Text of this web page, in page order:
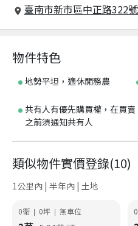
臺南市新市區中正路322號
物件特色
地勢平坦，適休閒務農
共有人有優先購買權，在買賣
之前須通知共有人
類似物件實價登錄(10)
1公里內 | 半年內 | 土地
0衛 | 0坪 | 無車位